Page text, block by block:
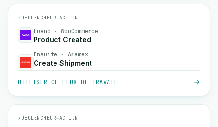
⚡ DÉCLENCHEUR→ACTION
Quand · WooCommerce
Product Created
Ensuite · Aramex
Create Shipment
UTILISER CE FLUX DE TRAVAIL
⚡ DÉCLENCHEUR→ACTION